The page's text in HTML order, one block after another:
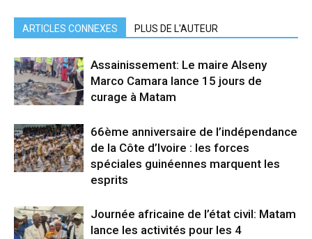
ARTICLES CONNEXES PLUS DE L'AUTEUR
Assainissement: Le maire Alseny
Marco Camara lance 15 jours de
curage à Matam
66ème anniversaire de l’indépendance
de la Côte d’Ivoire : les forces
spéciales guinéennes marquent les
esprits
Journée africaine de l’état civil: Matam
lance les activités pour les 4